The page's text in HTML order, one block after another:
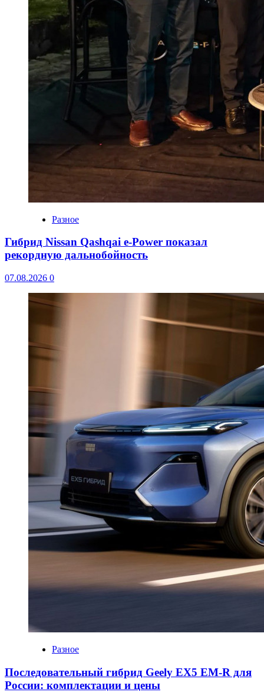
Разное
Гибрид Nissan Qashqai e-Power показал
рекордную дальнобойность
07.08.2026 0
Разное
Последовательный гибрид Geely EX5 EM-R для
России: комплектации и цены